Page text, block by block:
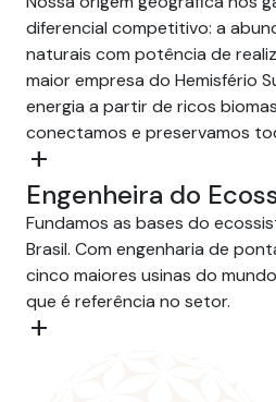
diferencial competitivo: a
naturais com potência de
maior empresa do Hemisfério
energia a partir de ricos
conectamos e preservamos
add
Engenheira do
Fundamos as bases do
Brasil. Com engenharia de
cinco maiores usinas do
que é referência no setor.
add